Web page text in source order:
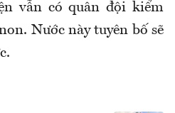
vẫn có quân đội kiểm
Nước này tuyên bố sẽ